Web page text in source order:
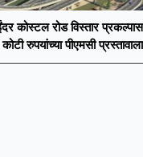
कोस्टल रोड विस्तार
रुपयांच्या पीएमसी प्रस्तावाला
मंजुरीची प्रतीक्षा